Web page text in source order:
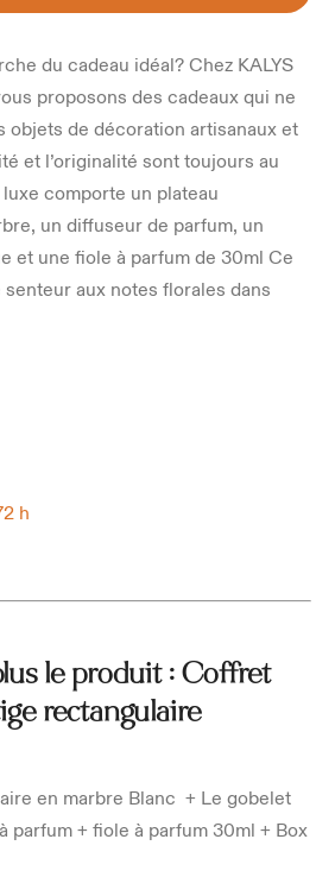
du cadeau idéal? Chez KALYS
proposons des cadeaux qui ne
objets de décoration artisanaux et
et l’originalité sont toujours au
comporte un plateau
un diffuseur de parfum, un
et une fiole à parfum de 30ml Ce
aux notes florales dans
h
le produit : Coffret
rectangulaire
en marbre Blanc + Le gobelet
parfum + fiole à parfum 30ml + Box